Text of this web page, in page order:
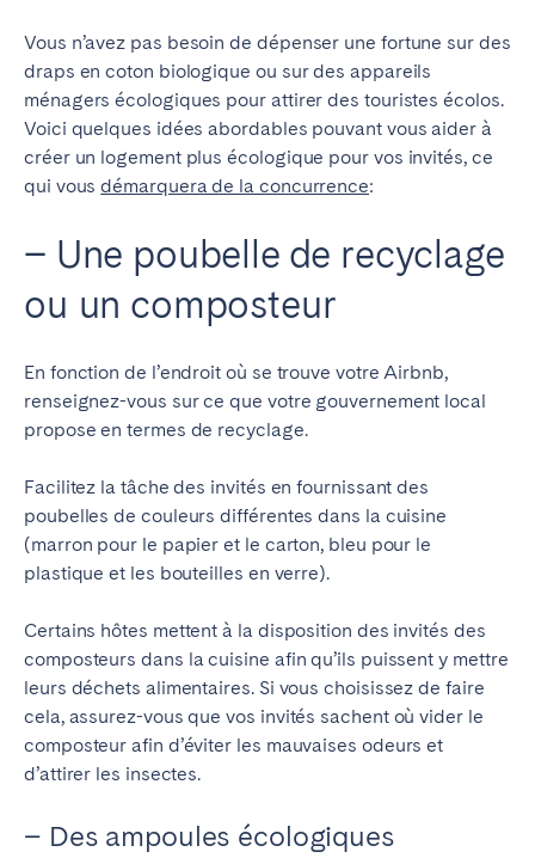
Vous n’avez pas besoin de dépenser une fortune sur des
draps en coton biologique ou sur des appareils
ménagers écologiques pour attirer des touristes écolos.
Voici quelques idées abordables pouvant vous aider à
créer un logement plus écologique pour vos invités, ce
qui vousdémarquera de la concurrence:
– Une poubelle de recyclage
ou un composteur
En fonction de l’endroit où se trouve votre Airbnb,
renseignez-vous sur ce que votre gouvernement local
propose en termes de recyclage.
Facilitez la tâche des invités en fournissant des
poubelles de couleurs différentes dans la cuisine
(marron pour le papier et le carton, bleu pour le
plastique et les bouteilles en verre).
Certains hôtes mettent à la disposition des invités des
composteurs dans la cuisine afin qu’ils puissent y mettre
leurs déchets alimentaires. Si vous choisissez de faire
cela, assurez-vous que vos invités sachent où vider le
composteur afin d’éviter les mauvaises odeurs et
d’attirer les insectes.
– Des ampoules écologiques